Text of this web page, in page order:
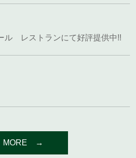
ル レストランにて好評提供中!!
MORE →